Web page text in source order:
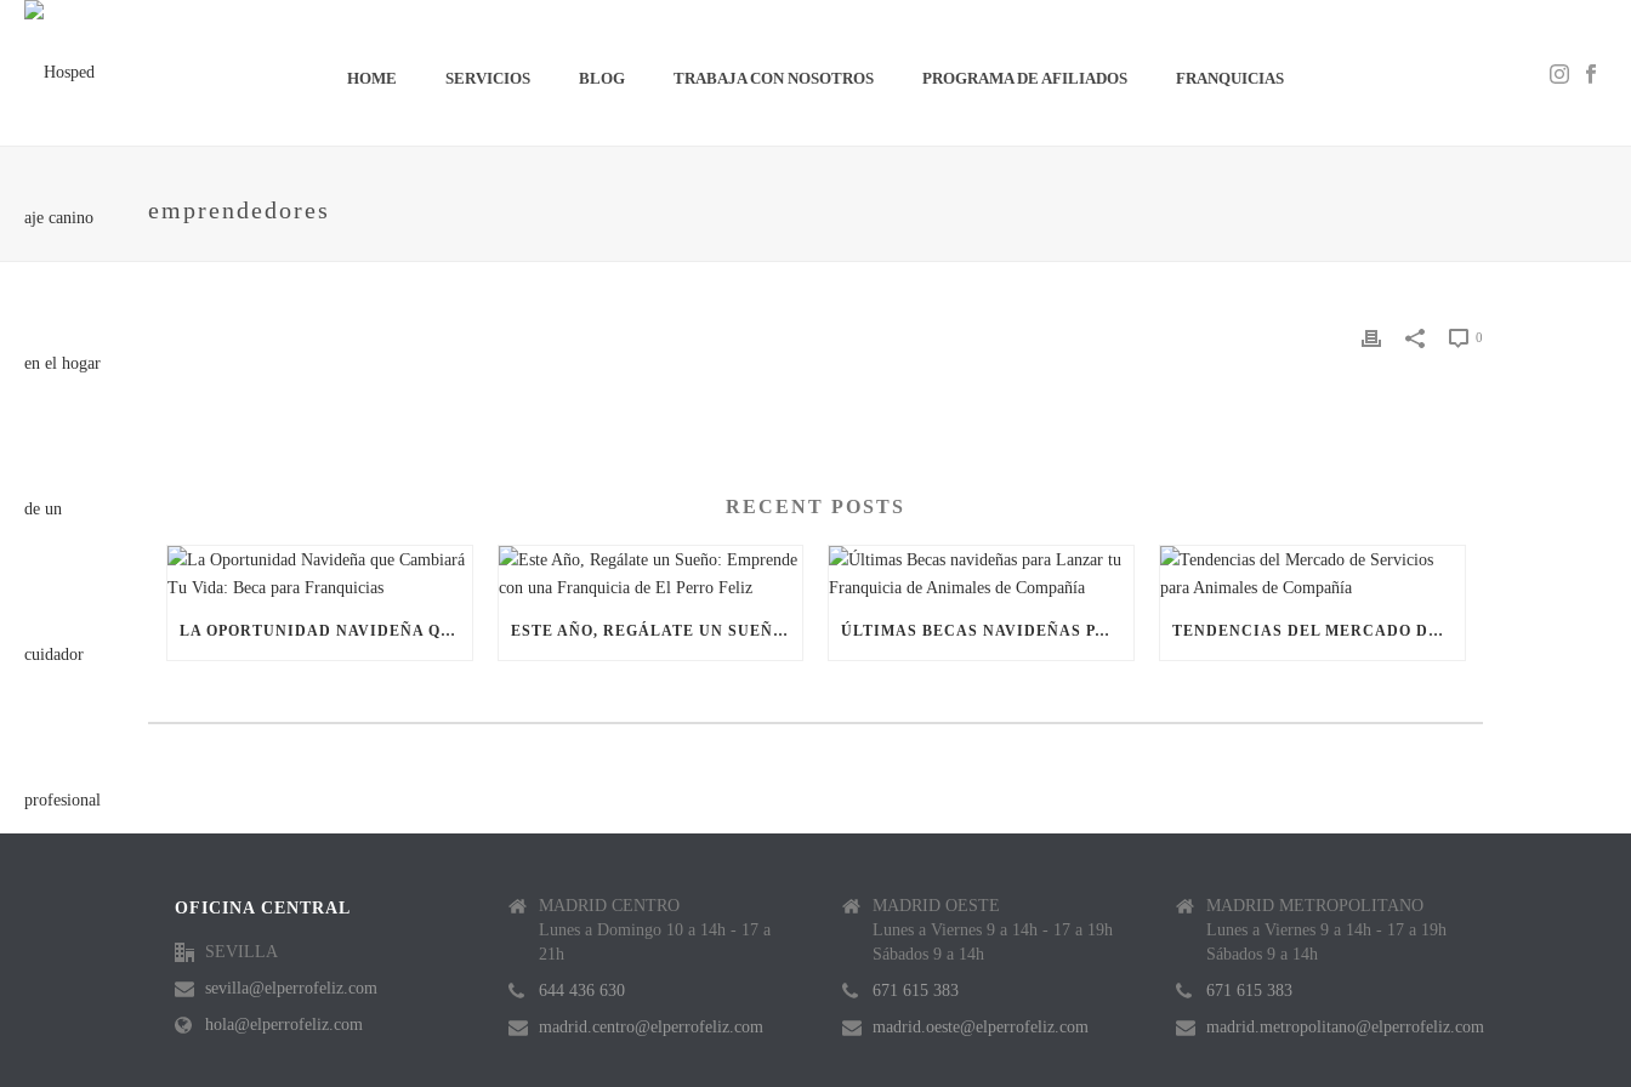
HOME SERVICIOS BLOG TRABAJA CON NOSOTROS PROGRAMA DE AFILIADOS FRANQUICIAS
emprendedores
0
RECENT POSTS
LA OPORTUNIDAD NAVIDEÑA QUE CAMBIARÁ TU VIDA: BECA PARA FRANQUICIAS ESTE AÑO, REGÁLATE UN SUEÑO: EMPRENDE CON UNA FRANQUICIA DE EL PERRO FELIZ ÚLTIMAS BECAS NAVIDEÑAS PARA LANZAR TU FRANQUICIA DE ANIMALES DE COMPAÑÍA TENDENCIAS DEL MERCADO DE SERVICIOS PARA ANIMALES DE COMPAÑÍA
OFICINA CENTRAL
SEVILLA
sevilla@elperrofeliz.com
hola@elperrofeliz.com
MADRID CENTRO
Lunes a Domingo 10 a 14h - 17 a
21h
644 436 630
madrid.centro@elperrofeliz.com
MADRID OESTE
Lunes a Viernes 9 a 14h - 17 a 19h
Sábados 9 a 14h
671 615 383
madrid.oeste@elperrofeliz.com
MADRID METROPOLITANO
Lunes a Viernes 9 a 14h - 17 a 19h
Sábados 9 a 14h
671 615 383
madrid.metropolitano@elperrofeliz.com